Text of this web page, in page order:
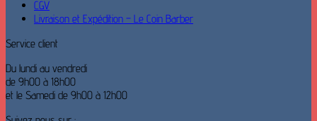
CGV
Livraison et Expédition – Le Coin Barber
Service client
Du lundi au vendredi
de 9h00 à 18h00
et le Samedi de 9h00 à 12h00